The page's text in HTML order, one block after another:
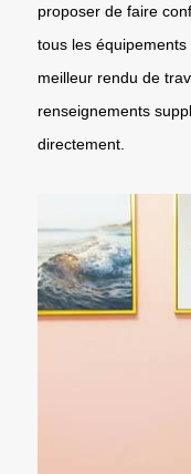
proposer de faire
tous les
meilleur rendu de
renseignements
directement.